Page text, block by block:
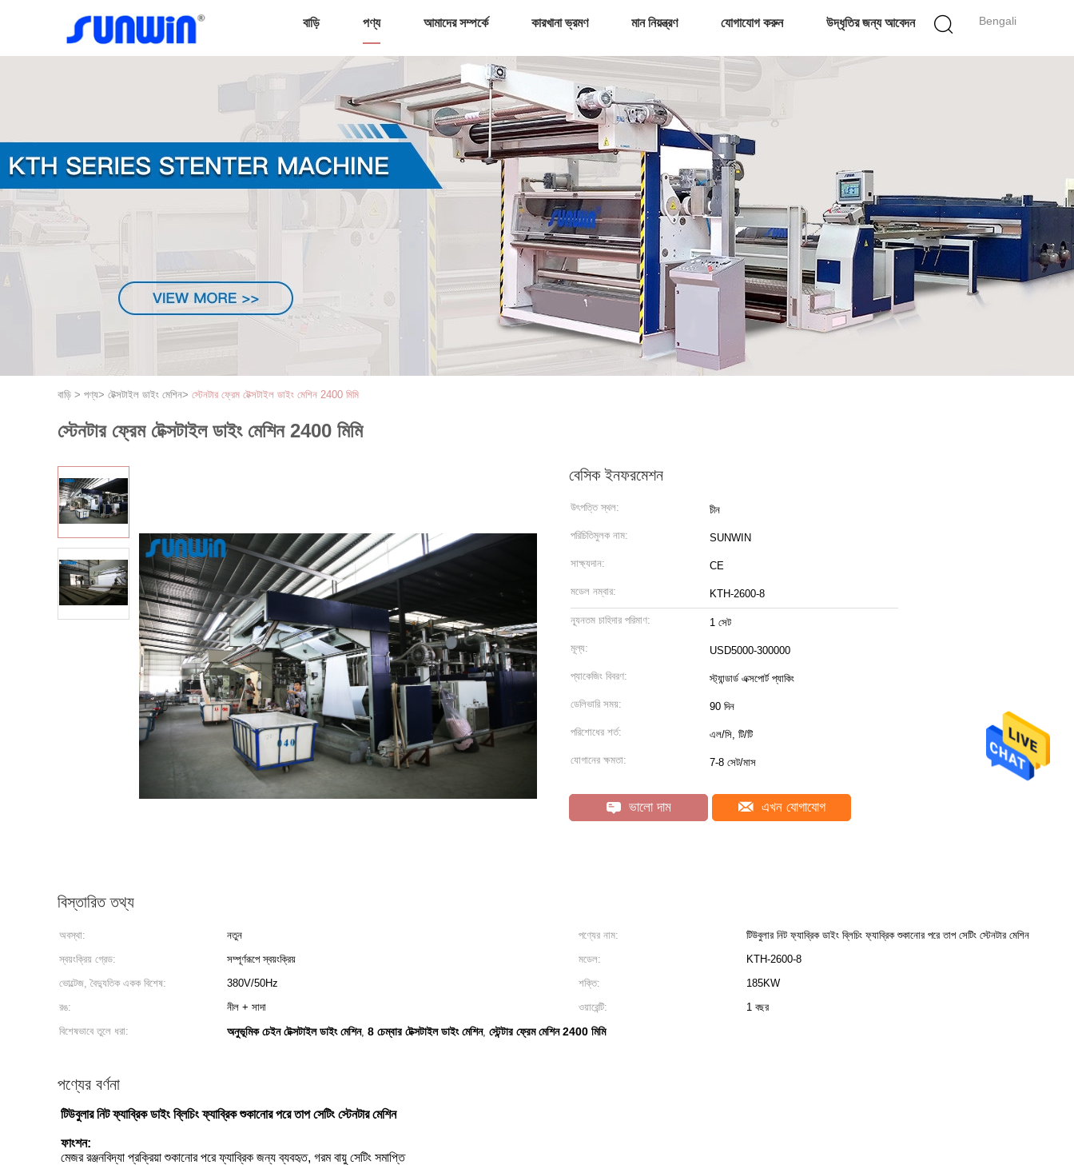
Bengali
বাড়ি পণ্য আমাদের সম্পর্কে কারখানা ভ্রমণ মান নিয়ন্ত্রণ যোগাযোগ করুন উদ্ধৃতির জন্য আবেদন
বাড়ি > পণ্য> টেক্সটাইল ডাইং মেশিন> স্টেনটার ফ্রেম টেক্সটাইল ডাইং মেশিন 2400 মিমি
স্টেনটার ফ্রেম টেক্সটাইল ডাইং মেশিন 2400 মিমি
বেসিক ইনফরমেশন
উৎপত্তি স্থল: চীন
পরিচিতিমুলক নাম: SUNWIN
সাক্ষ্যদান: CE
মডেল নম্বার: KTH-2600-8
ন্যূনতম চাহিদার পরিমাণ: 1 সেট
মূল্য: USD5000-300000
প্যাকেজিং বিবরণ: স্ট্যান্ডার্ড এক্সপোর্ট প্যাকিং
ডেলিভারি সময়: 90 দিন
পরিশোধের শর্ত: এল/সি, টি/টি
যোগানের ক্ষমতা: 7-8 সেট/মাস
ভালো দাম এখন যোগাযোগ
বিস্তারিত তথ্য
অবস্থা: নতুন পণ্যের নাম:
টিউবুলার নিট ফ্যাব্রিক ডাইং ব্লিচিং ফ্যাব্রিক শুকানোর পরে তাপ সেটিং স্টেনটার মেশিন
স্বয়ংক্রিয় গ্রেড:
সম্পূর্ণরূপে স্বয়ংক্রিয় মডেল:
KTH-2600-8
ভোল্টেজ, বৈদ্যুতিক একক বিশেষ:
380V/50Hz শক্তি:
185KW
রঙ:
নীল + সাদা ওয়ারেন্টি:
1 বছর
বিশেষভাবে তুলে ধরা:
অনুভূমিক চেইন টেক্সটাইল ডাইং মেশিন, 8 চেম্বার টেক্সটাইল ডাইং মেশিন, স্টেন্টার ফ্রেম মেশিন 2400 মিমি
পণ্যের বর্ণনা
টিউবুলার নিট ফ্যাব্রিক ডাইং ব্লিচিং ফ্যাব্রিক শুকানোর পরে তাপ সেটিং স্টেনটার মেশিন
ফাংশন:
মেজর রঞ্জনবিদ্যা প্রক্রিয়া শুকানোর পরে ফ্যাব্রিক জন্য ব্যবহৃত, গরম বায়ু সেটিং সমাপ্তি